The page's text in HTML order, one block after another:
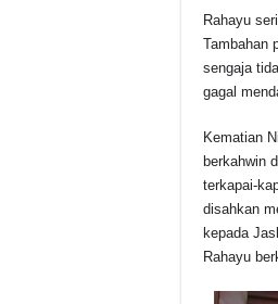
Rahayu
Tambahan
sengaja
gagal
Kematian
berkahwin
terkapai-
disahkan
kepada
Rahayu